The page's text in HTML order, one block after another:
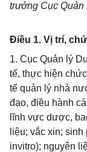
trưởng Cục Quản
Điều 1. Vị trí,
1. Cục Quản lý
tế, thực hiện
tế quản lý nhà
đạo, điều hành
lĩnh vực dược,
liệu; vắc xin;
invitro); nguyên